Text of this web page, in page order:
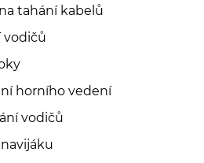
tahání kabelů
vodičů
horního vedení
vodičů